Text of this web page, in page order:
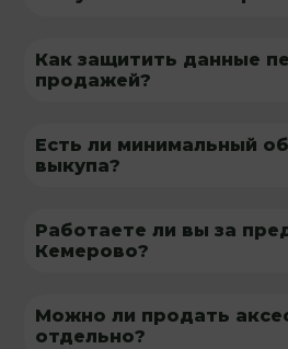
Как защитить данные
продажей?
Есть ли минимальный
выкупа?
Работаете ли вы за
Кемерово?
Можно ли продать
отдельно?